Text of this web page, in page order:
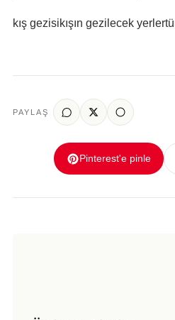
kış gezisikışın gezilecek yerler
PAYLAŞ
Pinterest'e pinle